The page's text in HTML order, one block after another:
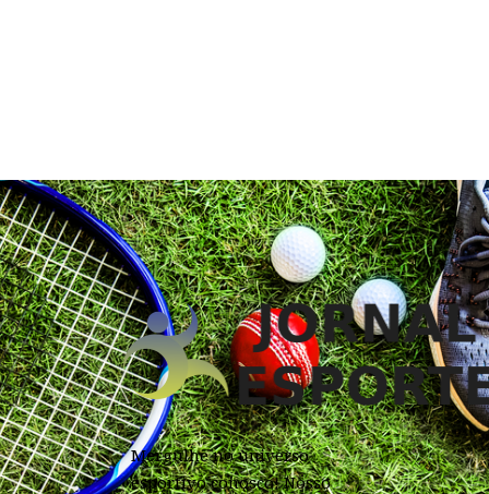
Mergulhe no universo
esportivo conosco! Nosso